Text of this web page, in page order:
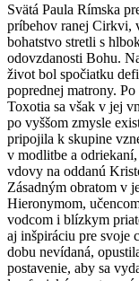
Svätá Paula Rímska
príbehov ranej Cirkvi,
bohatstvo stretli s
odovzdanosti Bohu.
život bol spočiatku
poprednej matrony.
Toxotia sa však v jej
po vyššom zmysle
pripojila k skupine
v modlitbe a
vdovy na oddanú
Zásadným obratom v
Hieronymom,
vodcom i blízkym
aj inšpiráciu pre svoje
dobu nevídaná,
postavenie, aby sa